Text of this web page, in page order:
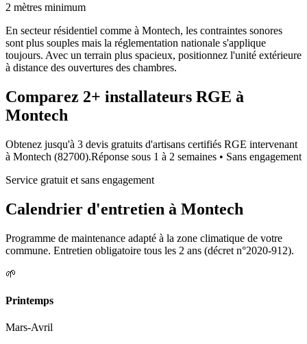
2 mètres minimum
En secteur résidentiel comme à Montech, les contraintes sonores
sont plus souples mais la réglementation nationale s'applique
toujours. Avec un terrain plus spacieux, positionnez l'unité extérieure
à distance des ouvertures des chambres.
Comparez 2+ installateurs RGE à
Montech
Obtenez jusqu'à 3 devis gratuits d'artisans certifiés RGE intervenant
à Montech (82700).Réponse sous 1 à 2 semaines • Sans engagement
Service gratuit et sans engagement
Calendrier d'entretien à Montech
Programme de maintenance adapté à la zone climatique de votre
commune. Entretien obligatoire tous les 2 ans (décret n°2020-912).
🌱
Printemps
Mars-Avril